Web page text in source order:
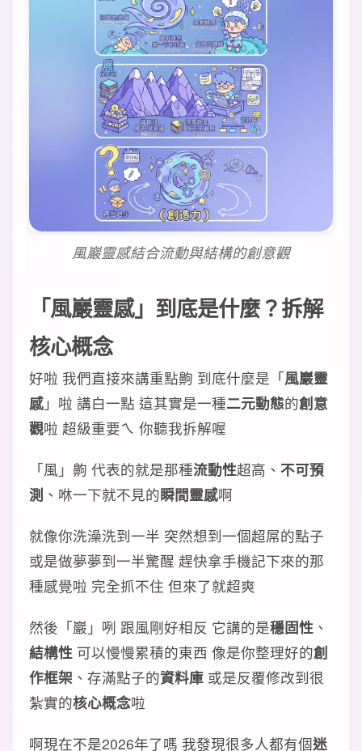
風巖靈感結合流動與結構的創意觀
「風巖靈感」到底是什麼？拆解
核心概念
好啦 我們直接來講重點齁 到底什麼是「風巖靈
感」啦 講白一點 這其實是一種二元動態的創意
觀啦 超級重要ㄟ 你聽我拆解喔
「風」齁 代表的就是那種流動性超高、 不可預
測 、咻一下就不見的瞬間靈感啊
就像你洗澡洗到一半 突然想到一個超屌的點子
或是做夢夢到一半驚醒 趕快拿手機記下來的那
種感覺啦 完全抓不住 但來了就超爽
然後「巖」咧 跟風剛好相反 它講的是穩固性 、
結構性 可以慢慢累積的東西 像是你整理好的創
作框架 、存滿點子的資料庫 或是反覆修改到很
紮實的核心概念啦
啊現在不是2026年了嗎 我發現很多人都有個迷